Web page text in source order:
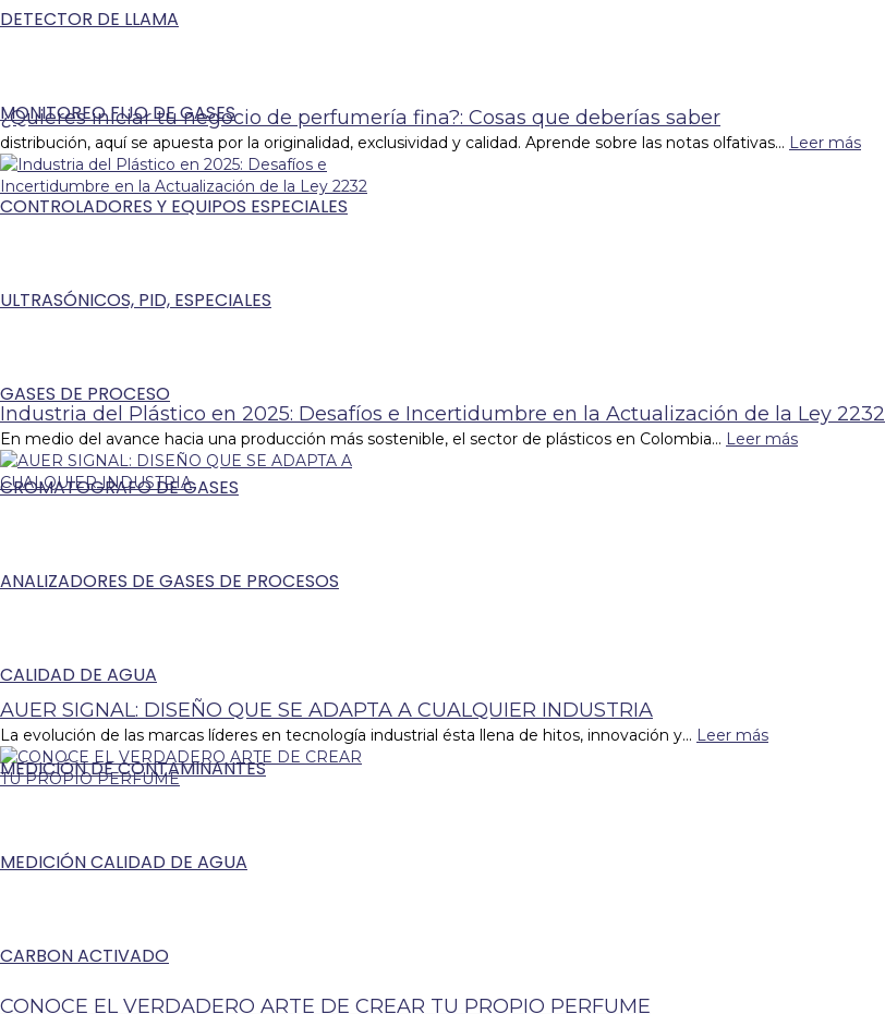
DETECTOR DE LLAMA
MONITOREO FIJO DE GASES
CONTROLADORES Y EQUIPOS ESPECIALES
ULTRASÓNICOS, PID, ESPECIALES
GASES DE PROCESO
CROMATOGRAFO DE GASES
ANALIZADORES DE GASES DE PROCESOS
CALIDAD DE AGUA
MEDICIÓN DE CONTAMINANTES
MEDICIÓN CALIDAD DE AGUA
CARBON ACTIVADO
¿Quieres iniciar tu negocio de perfumería fina?: Cosas que deberías saber
distribución, aquí se apuesta por la originalidad, exclusividad y calidad. Aprende sobre las notas olfativas... Leer más
Industria del Plástico en 2025: Desafíos e Incertidumbre en la Actualización de la Ley 2232
En medio del avance hacia una producción más sostenible, el sector de plásticos en Colombia... Leer más
AUER SIGNAL: DISEÑO QUE SE ADAPTA A CUALQUIER INDUSTRIA
La evolución de las marcas líderes en tecnología industrial ésta llena de hitos, innovación y... Leer más
CONOCE EL VERDADERO ARTE DE CREAR TU PROPIO PERFUME